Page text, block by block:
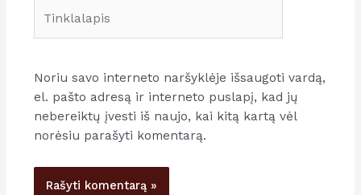
Noriu savo interneto naršyklėje išsaugoti vardą,
el. pašto adresą ir interneto puslapį, kad jų
nebereiktų įvesti iš naujo, kai kitą kartą vėl
norėsiu parašyti komentarą.